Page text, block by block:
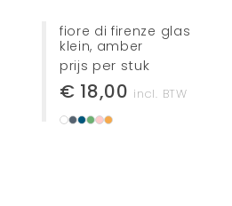
fiore di firenze glas
klein, amber
prijs per stuk
€ 18,00 incl. BTW